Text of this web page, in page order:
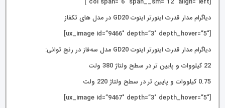
دیاگرام مدار قدرت اینورتر اینوت GD20 در مدل های تکفاز
[ux_image id=”9466″ depth=”3″ depth_hover=”5″]
دیاگرام مدار قدرت اینورتر اینوت GD20 مدل سه‌فاز در رنج توانی:
22 کیلووات و پایین تر در سطح ولتاژ 380 ولت
0.75 کیلووات و پایین تر در سطح ولتاژ 220 ولت
[ux_image id=”9467″ depth=”3″ depth_hover=”5″]